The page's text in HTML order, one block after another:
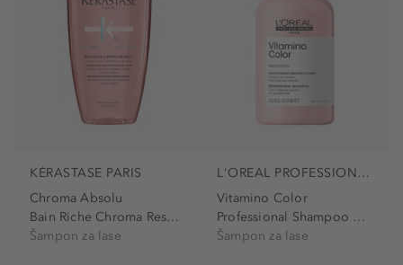
KÉRASTASE PARIS
Chroma Absolu
Bain Riche Chroma Respect
Šampon za lase
L'OREAL PROFESSIONNEL PARIS
Vitamino Color
Professional Shampoo Color...
Šampon za lase